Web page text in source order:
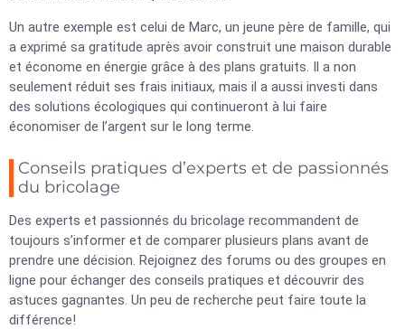
Un autre exemple est celui de Marc, un jeune père de famille, qui
a exprimé sa gratitude après avoir construit une maison durable
et économe en énergie grâce à des plans gratuits. Il a non
seulement réduit ses frais initiaux, mais il a aussi investi dans
des solutions écologiques qui continueront à lui faire
économiser de l’argent sur le long terme.
Conseils pratiques d’experts et de passionnés
du bricolage
Des experts et passionnés du bricolage recommandent de
toujours s’informer et de comparer plusieurs plans avant de
prendre une décision. Rejoignez des forums ou des groupes en
ligne pour échanger des conseils pratiques et découvrir des
astuces gagnantes. Un peu de recherche peut faire toute la
différence!